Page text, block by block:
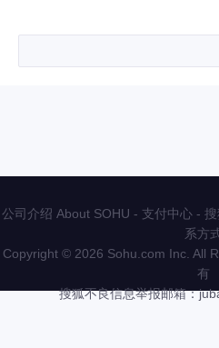
公司介绍 About SOHU - 支付中心 -
系方
Copyright © 2026 Sohu.com Inc. All
有
搜狐不良信息举报邮箱：